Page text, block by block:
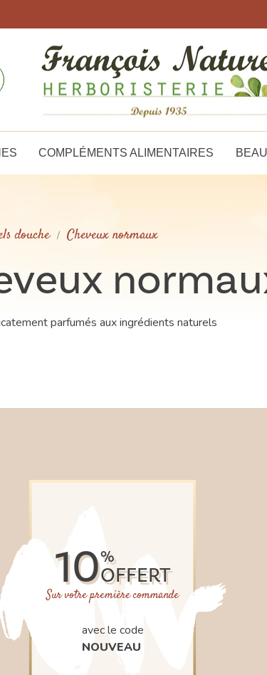
COMPLÉMENTS ALIMENTAIRES
douche Cheveux normaux
parfumés aux ingrédients naturels
10%
OFFERT
Sur votre première commande
avec le code
NOUVEAU